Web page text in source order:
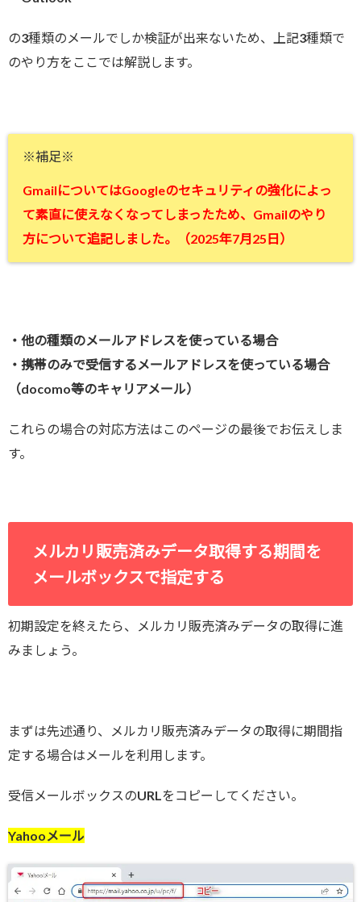
の3種類のメールでしか検証が出来ないため、上記3種類で
のやり方をここでは解説します。
※補足※
GmailについてはGoogleのセキュリティの強化によっ
て素直に使えなくなってしまったため、Gmailのやり
方について追記しました。（2025年7月25日）
・他の種類のメールアドレスを使っている場合
・携帯のみで受信するメールアドレスを使っている場合
（docomo等のキャリアメール）
これらの場合の対応方法はこのページの最後でお伝えしま
す。
メルカリ販売済みデータ取得する期間を
メールボックスで指定する
初期設定を終えたら、メルカリ販売済みデータの取得に進
みましょう。
まずは先述通り、メルカリ販売済みデータの取得に期間指
定する場合はメールを利用します。
受信メールボックスのURLをコピーしてください。
Yahooメール